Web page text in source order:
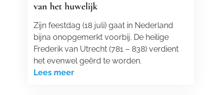
van het huwelijk
Zijn feestdag (18 juli) gaat in Nederland
bijna onopgemerkt voorbij. De heilige
Frederik van Utrecht (781 – 838) verdient
het evenwel geërd te worden.
Lees meer